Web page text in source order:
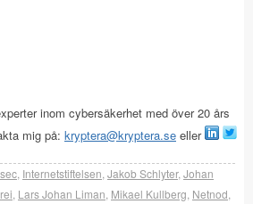
inom cybersäkerhet med över 20 års
mig på: kryptera@kryptera.se eller
Internetstiftelsen Jakob Schlyter, Johan
Lars Johan Liman Mikael Kullberg Netnod